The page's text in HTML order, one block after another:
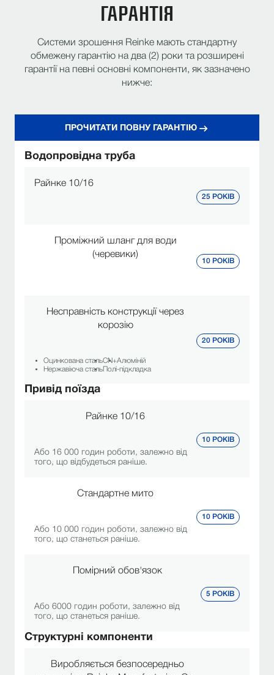
продуктивності та довговічності системи.
ГАРАНТІЯ
Системи зрошення Reinke мають стандартну
обмежену гарантію на два (2) роки та розширені
гарантії на певні основні компоненти, як зазначено
нижче:
ПРОЧИТАТИ ПОВНУ ГАРАНТІЮ
Водопровідна труба
Райнке 10/16
25 РОКІВ
Проміжний шланг для води
(черевики)
10 РОКІВ
Несправність конструкції через
корозію
Оцинкована стальCN+Алюміній
Нержавіюча стальПолі-підкладка
20 РОКІВ
Привід поїзда
Райнке 10/16
Або 16 000 годин роботи, залежно від
того, що відбудеться раніше.
10 РОКІВ
Стандартне мито
Або 10 000 годин роботи, залежно від
того, що станеться раніше.
10 РОКІВ
Помірний обов'язок
Або 6000 годин роботи, залежно від
того, що станеться раніше.
5 РОКІВ
Структурні компоненти
Виробляється безпосередньо